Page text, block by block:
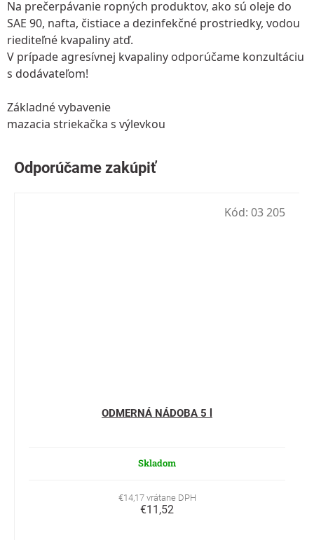
Na prečerpávanie ropných produktov, ako sú oleje do
SAE 90, nafta, čistiace a dezinfekčné prostriedky, vodou
riediteľné kvapaliny atď.
V prípade agresívnej kvapaliny odporúčame konzultáciu
s dodávateľom!
Základné vybavenie
mazacia striekačka s výlevkou
ODMERNÁ NÁDOBA 5 l
Skladom
€14,17 vrátane DPH
€11,52
Kód: 03 205